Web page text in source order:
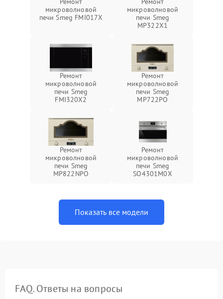
микроволновой
печи Smeg FMI017X
микроволновой
печи Smeg
MP322X1
Ремонт
микроволновой
печи Smeg
FMI320X2
Ремонт
микроволновой
печи Smeg
MP722PO
Ремонт
микроволновой
печи Smeg
MP822NPO
Ремонт
микроволновой
печи Smeg
SO4301M0X
Показать все модели
FAQ. Ответы на вопросы